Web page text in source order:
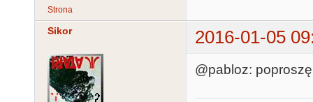
Strona
Sikor 2016-01-05
@pabloz: